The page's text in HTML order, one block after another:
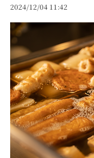
2024/12/04 11:42